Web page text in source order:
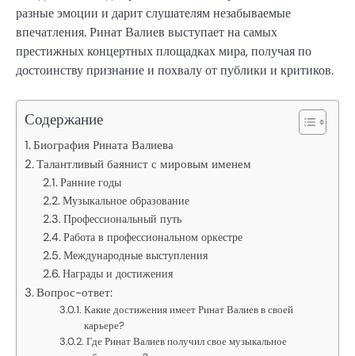
разные эмоции и дарит слушателям незабываемые
впечатления. Ринат Валиев выступает на самых
престижных концертных площадках мира, получая по
достоинству признание и похвалу от публики и критиков.
Содержание
Биография Рината Валиева
Талантливый баянист с мировым именем
Ранние годы
Музыкальное образование
Профессиональный путь
Работа в профессиональном оркестре
Международные выступления
Награды и достижения
Вопрос-ответ:
Какие достижения имеет Ринат Валиев в своей
карьере?
Где Ринат Валиев получил свое музыкальное